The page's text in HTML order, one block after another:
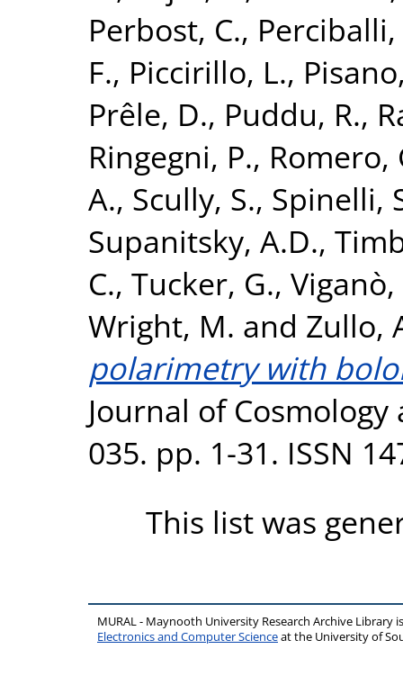
Perbost, C.,
F., Piccirillo, L.,
Prêle, D., Puddu, R.,
Ringegni, P., Romero,
A., Scully, S., Spinelli,
Supanitsky, A.D.,
C., Tucker, G., Viganò,
Wright, M. and Zullo,
polarimetry with
Journal of
035. pp. 1-31. ISSN
This list was
MURAL - Maynooth University Research Archive Library
Electronics and Computer Scienceat the University of